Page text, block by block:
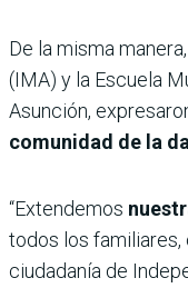
De la misma
(IMA) y la Escuela
Asunción,
comunidad de la
“Extendemos
todos los familiares,
ciudadanía de